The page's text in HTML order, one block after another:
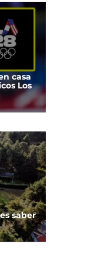
casa
Los
saber